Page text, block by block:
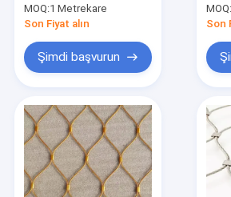
MOQ:1 Metrekare
Son Fiyat alın
Şimdi başvurun
MOQ:
Son